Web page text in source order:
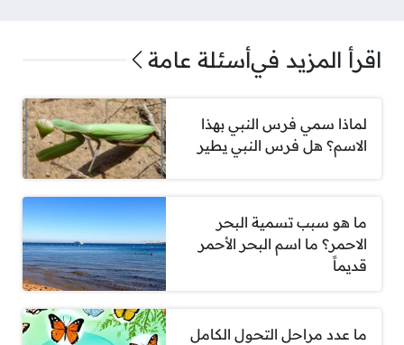
اقرأ المزيد فيأسئلة عامة
لماذا سمي فرس النبي بهذا
الاسم؟ هل فرس النبي يطير
ما هو سبب تسمية البحر
الاحمر؟ ما اسم البحر الأحمر
قديماً
ما عدد مراحل التحول الكامل